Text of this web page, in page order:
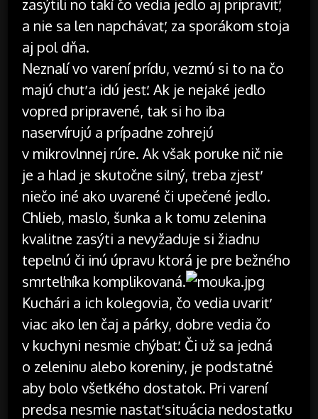
zasýtili no takí čo vedia jedlo aj pripraviť,
a nie sa len napchávať, za sporákom stoja
aj pol dňa.
Neznalí vo varení prídu, vezmú si to na čo
majú chuť a idú jesť. Ak je nejaké jedlo
vopred pripravené, tak si ho iba
naservírujú a prípadne zohrejú
v mikrovlnnej rúre. Ak však poruke nič nie
je a hlad je skutočne silný, treba zjesť
niečo iné ako uvarené či upečené jedlo.
Chlieb, maslo, šunka a k tomu zelenina
kvalitne zasýti a nevyžaduje si žiadnu
tepelnú či inú úpravu ktorá je pre bežného
smrteľníka komplikovaná.
Kuchári a ich kolegovia, čo vedia uvariť
viac ako len čaj a párky, dobre vedia čo
v kuchyni nesmie chýbať. Či už sa jedná
o zeleninu alebo koreniny, je podstatné
aby bolo všetkého dostatok. Pri varení
predsa nesmie nastať situácia nedostatku